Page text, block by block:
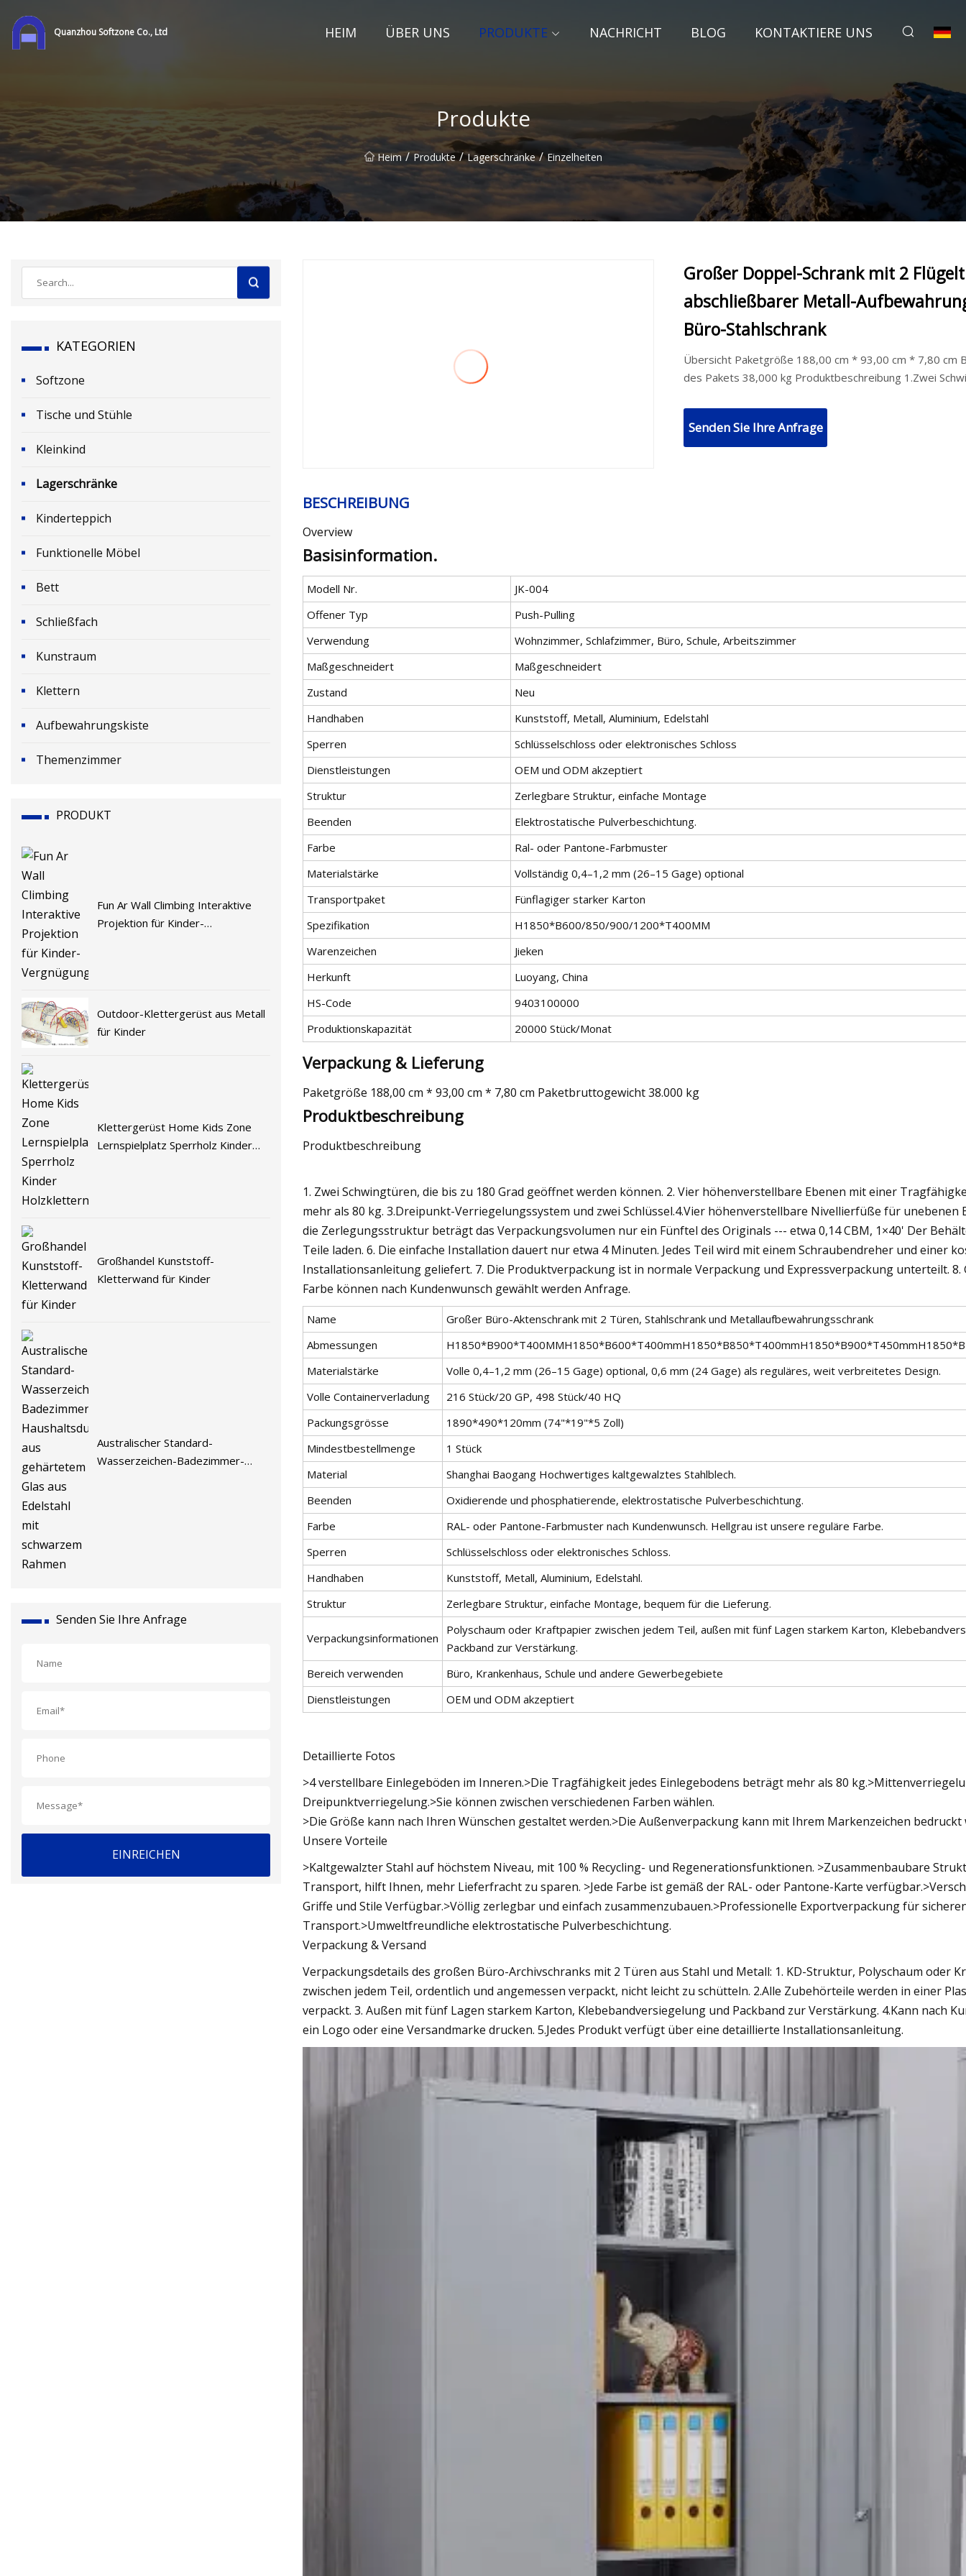
Quanzhou Softzone Co., Ltd HEIM ÜBER UNS PRODUKTE NACHRICHT BLOG KONTAKTIERE UNS
Produkte
Heim / Produkte / Lagerschränke / Einzelheiten
KATEGORIEN
Softzone
Tische und Stühle
Kleinkind
Lagerschränke
Kinderteppich
Funktionelle Möbel
Bett
Schließfach
Kunstraum
Klettern
Aufbewahrungskiste
Themenzimmer
PRODUKT
Fun Ar Wall Climbing Interaktive
Projektion für Kinder-
Outdoor-Klettergerüst aus Metall
für Kinder
Klettergerüst Home Kids Zone
Lernspielplatz Sperrholz Kinder
Großhandel Kunststoff-
Kletterwand für Kinder
Australischer Standard-
Wasserzeichen-Badezimmer-
Senden Sie Ihre Anfrage
EINREICHEN
Großer Doppel-Schrank mit 2
abschließbarer Metall-
Büro-Stahlschrank
Übersicht Paketgröße 188,00 cm * 93,00 cm * 7,80 cm
des Pakets 38,000 kg Produktbeschreibung 1.Zwei
Senden Sie Ihre Anfrage
BESCHREIBUNG
Overview
Basisinformation.
Modell Nr.
JK-004
Offener Typ
Push-Pulling
Verwendung
Wohnzimmer, Schlafzimmer, Büro, Schule, Arbeitszimmer
Maßgeschneidert
Maßgeschneidert
Zustand
Neu
Handhaben
Kunststoff, Metall, Aluminium, Edelstahl
Sperren
Schlüsselschloss oder elektronisches Schloss
Dienstleistungen
OEM und ODM akzeptiert
Struktur
Zerlegbare Struktur, einfache Montage
Beenden
Elektrostatische Pulverbeschichtung.
Farbe
Ral- oder Pantone-Farbmuster
Materialstärke
Vollständig 0,4–1,2 mm (26–15 Gage) optional
Transportpaket
Fünflagiger starker Karton
Spezifikation
H1850*B600/850/900/1200*T400MM
Warenzeichen
Jieken
Herkunft
Luoyang, China
HS-Code
9403100000
Produktionskapazität
20000 Stück/Monat
Verpackung & Lieferung
Paketgröße 188,00 cm * 93,00 cm * 7,80 cm Paketbruttogewicht 38.000 kg
Produktbeschreibung
Produktbeschreibung
1. Zwei Schwingtüren, die bis zu 180 Grad geöffnet werden können. 2. Vier höhenverstellbare Ebenen mit einer
mehr als 80 kg. 3.Dreipunkt-Verriegelungssystem und zwei Schlüssel.4.Vier höhenverstellbare Nivellierfüße für unebenen
die Zerlegungsstruktur beträgt das Verpackungsvolumen nur ein Fünftel des Originals --- etwa 0,14 CBM, 1×40' Der
Teile laden. 6. Die einfache Installation dauert nur etwa 4 Minuten. Jedes Teil wird mit einem Schraubendreher und einer
Installationsanleitung geliefert. 7. Die Produktverpackung ist in normale Verpackung und Expressverpackung unterteilt. 8.
Farbe können nach Kundenwunsch gewählt werden Anfrage.
Name
Großer Büro-Aktenschrank mit 2 Türen, Stahlschrank und Metallaufbewahrungsschrank
Abmessungen
Materialstärke
Volle 0,4–1,2 mm (26–15 Gage) optional, 0,6 mm (24 Gage) als reguläres, weit verbreitetes Design.
Volle Containerverladung
216 Stück/20 GP, 498 Stück/40 HQ
Packungsgrösse
1890*490*120mm (74"*19"*5 Zoll)
Mindestbestellmenge
1 Stück
Material
Shanghai Baogang Hochwertiges kaltgewalztes Stahlblech.
Beenden
Oxidierende und phosphatierende, elektrostatische Pulverbeschichtung.
Farbe
RAL- oder Pantone-Farbmuster nach Kundenwunsch. Hellgrau ist unsere reguläre Farbe.
Sperren
Schlüsselschloss oder elektronisches Schloss.
Handhaben
Kunststoff, Metall, Aluminium, Edelstahl.
Struktur
Zerlegbare Struktur, einfache Montage, bequem für die Lieferung.
Verpackungsinformationen
Polyschaum oder Kraftpapier zwischen jedem Teil, außen mit fünf Lagen starkem Karton,
Packband zur Verstärkung.
Bereich verwenden
Büro, Krankenhaus, Schule und andere Gewerbegebiete
Dienstleistungen
OEM und ODM akzeptiert
Detaillierte Fotos
>4 verstellbare Einlegeböden im Inneren.>Die Tragfähigkeit jedes Einlegebodens beträgt mehr als 80
Dreipunktverriegelung.>Sie können zwischen verschiedenen Farben wählen.
>Die Größe kann nach Ihren Wünschen gestaltet werden.>Die Außenverpackung kann mit Ihrem Markenzeichen bedruckt
Unsere Vorteile
>Kaltgewalzter Stahl auf höchstem Niveau, mit 100 % Recycling- und Regenerationsfunktionen. >Zusammenbaubare
Transport, hilft Ihnen, mehr Lieferfracht zu sparen. >Jede Farbe ist gemäß der RAL- oder Pantone-Karte
Griffe und Stile Verfügbar.>Völlig zerlegbar und einfach zusammenzubauen.>Professionelle Exportverpackung für
Transport.>Umweltfreundliche elektrostatische Pulverbeschichtung.
Verpackung & Versand
Verpackungsdetails des großen Büro-Archivschranks mit 2 Türen aus Stahl und Metall: 1. KD-Struktur, Polyschaum oder
zwischen jedem Teil, ordentlich und angemessen verpackt, nicht leicht zu schütteln. 2.Alle Zubehörteile werden in einer
verpackt. 3. Außen mit fünf Lagen starkem Karton, Klebebandversiegelung und Packband zur Verstärkung. 4.Kann nach
ein Logo oder eine Versandmarke drucken. 5.Jedes Produkt verfügt über eine detaillierte Installationsanleitung.